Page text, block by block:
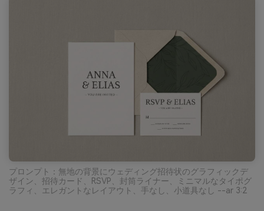
プロンプト：無地の背景にウェディング招待状のグラフィックデ
ザイン、招待カード、RSVP、封筒ライナー、ミニマルなタイポグ
ラフィ、エレガントなレイアウト、手なし、小道具なし --ar 3:2